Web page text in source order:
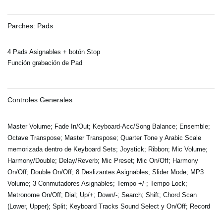
Parches: Pads
4 Pads Asignables + botón Stop
Función grabación de Pad
Controles Generales
Master Volume; Fade In/Out; Keyboard-Acc/Song Balance; Ensemble;
Octave Transpose; Master Transpose; Quarter Tone y Arabic Scale
memorizada dentro de Keyboard Sets; Joystick; Ribbon; Mic Volume;
Harmony/Double; Delay/Reverb; Mic Preset; Mic On/Off; Harmony
On/Off; Double On/Off; 8 Deslizantes Asignables; Slider Mode; MP3
Volume; 3 Conmutadores Asignables; Tempo +/-; Tempo Lock;
Metronome On/Off; Dial; Up/+; Down/-; Search; Shift; Chord Scan
(Lower, Upper); Split; Keyboard Tracks Sound Select y On/Off; Record